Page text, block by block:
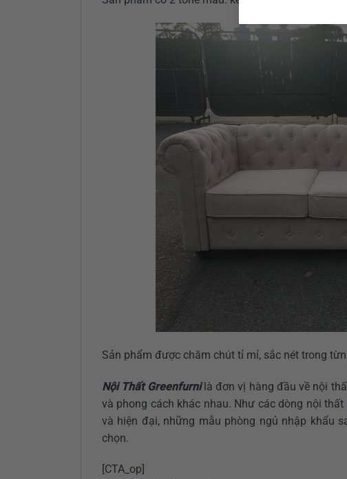
Sản phẩm được chăm chút tỉ mỉ, sắc nét trong
Nội Thất Greenfurnilà đơn vị hàng đầu về nội
và phong cách khác nhau. Như các dòng nội
và hiện đại, những mẫu phòng ngủ nhập khẩu
chọn.
[CTA_op]